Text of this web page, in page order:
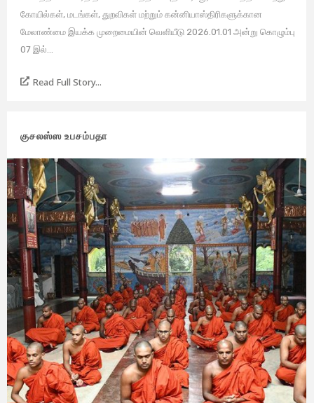
கோயில்கள், மடங்கள், துறவிகள் மற்றும் கன்னியாஸ்திரிகளுக்கான
மேலாண்மை இயக்க முறைமையின் வெளியீடு 2026.01.01 அன்று கொழும்பு
07 இல்...
Read Full Story...
குசலஸ்ஸ உபசம்பதா